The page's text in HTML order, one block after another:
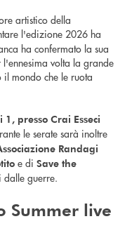
artistico della
l'edizione 2026 ha
ha confermato la sua
volta la grande
il mondo che le ruota
presso Crai Esseci
le serate sarà inoltre
Randagi
e di Save the
dalle guerre.
Summer live